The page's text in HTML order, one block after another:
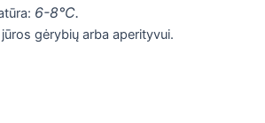
6-8°C.
gėrybių arba aperityvui.